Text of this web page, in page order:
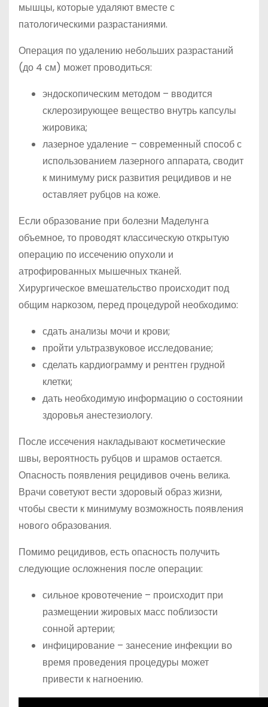
мышцы, которые удаляют вместе с
патологическими разрастаниями.
Операция по удалению небольших разрастаний
(до 4 см) может проводиться:
эндоскопическим методом – вводится
склерозирующее вещество внутрь капсулы
жировика;
лазерное удаление – современный способ с
использованием лазерного аппарата, сводит
к минимуму риск развития рецидивов и не
оставляет рубцов на коже.
Если образование при болезни Маделунга
объемное, то проводят классическую открытую
операцию по иссечению опухоли и
атрофированных мышечных тканей.
Хирургическое вмешательство происходит под
общим наркозом, перед процедурой необходимо:
сдать анализы мочи и крови;
пройти ультразвуковое исследование;
сделать кардиограмму и рентген грудной
клетки;
дать необходимую информацию о состоянии
здоровья анестезиологу.
После иссечения накладывают косметические
швы, вероятность рубцов и шрамов остается.
Опасность появления рецидивов очень велика.
Врачи советуют вести здоровый образ жизни,
чтобы свести к минимуму возможность появления
нового образования.
Помимо рецидивов, есть опасность получить
следующие осложнения после операции:
сильное кровотечение – происходит при
размещении жировых масс поблизости
сонной артерии;
инфицирование – занесение инфекции во
время проведения процедуры может
привести к нагноению.